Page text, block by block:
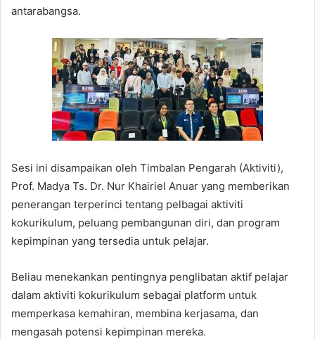
antarabangsa.
Sesi ini disampaikan oleh Timbalan Pengarah (Aktiviti),
Prof. Madya Ts. Dr. Nur Khairiel Anuar yang memberikan
penerangan terperinci tentang pelbagai aktiviti
kokurikulum, peluang pembangunan diri, dan program
kepimpinan yang tersedia untuk pelajar.
Beliau menekankan pentingnya penglibatan aktif pelajar
dalam aktiviti kokurikulum sebagai platform untuk
memperkasa kemahiran, membina kerjasama, dan
mengasah potensi kepimpinan mereka.